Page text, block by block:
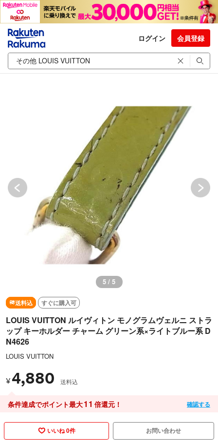
ログイン 会員登録
5 / 5
送料込 すぐに購入可
LOUIS VUITTON ルイヴィトン モノグラムヴェルニ ストラ
ップ キーホルダー チャーム グリーン系×ライトブルー系 D
N4626
LOUIS VUITTON
¥4,880 送料込
条件達成でポイント最大11 倍還元！ 確認する
いいね 0件 お問い合わせ